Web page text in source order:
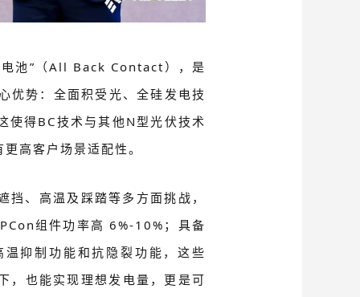
电池”（All Back Contact），是
优势：全面积受光、全硅发电技
使得BC技术与其他N型光伏技术
高客户场景适配性。
、高温及踩踏等多方面挑战，
组件功率高 6%-10%；具备
抑制功能和抗隐裂功能，这些
，也能实现理想发电量，更是可